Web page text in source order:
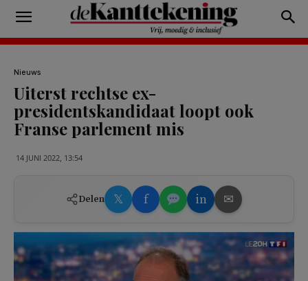
Nieuws
Uiterst rechtse ex-
presidentskandidaat loopt ook
Franse parlement mis
14 JUNI 2022, 13:54
Delen 𝕏 f in ✉